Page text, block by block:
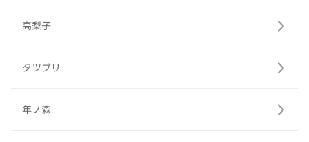
高梨子
タツブリ
年ノ森